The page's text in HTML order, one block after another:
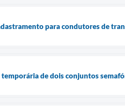
para condutores de
de dois conjuntos